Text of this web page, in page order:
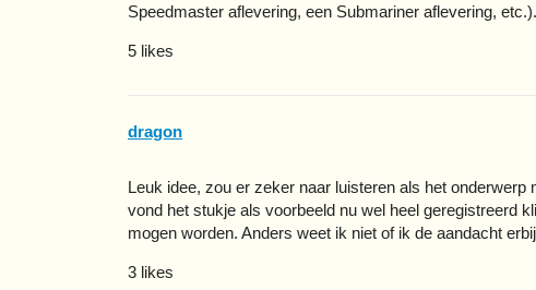
Speedmaster aflevering, een Submariner aflevering, etc.).
5 likes
dragon
Leuk idee, zou er zeker naar luisteren als het onderwerp
vond het stukje als voorbeeld nu wel heel geregistreerd
mogen worden. Anders weet ik niet of ik de aandacht
3 likes